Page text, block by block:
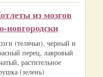
из мозгов
новгородски
(телячьи), черный и
перец, лавровый
растительное
(зелень)